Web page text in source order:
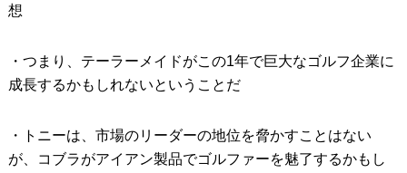
想
・つまり、テーラーメイドがこの1年で巨大なゴルフ企業に
成長するかもしれないということだ
・トニーは、市場のリーダーの地位を脅かすことはない
が、コブラがアイアン製品でゴルファーを魅了するかもし